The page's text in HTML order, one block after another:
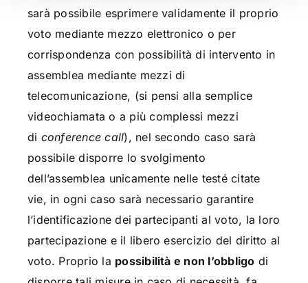
sarà possibile esprimere validamente il proprio
voto mediante mezzo elettronico o per
corrispondenza con possibilità di intervento in
assemblea mediante mezzi di
telecomunicazione, (si pensi alla semplice
videochiamata o a più complessi mezzi
di conference call), nel secondo caso sarà
possibile disporre lo svolgimento
dell’assemblea unicamente nelle testé citate
vie, in ogni caso sarà necessario garantire
l’identificazione dei partecipanti al voto, la loro
partecipazione e il libero esercizio del diritto al
voto. Proprio la possibilità e non l’obbligo di